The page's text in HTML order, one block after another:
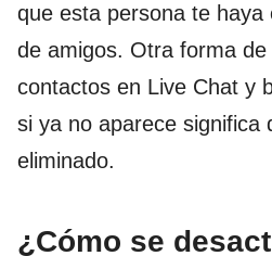
que esta persona te haya
de amigos. Otra forma
contactos en Live Chat y
si ya no aparece significa
eliminado.
¿Cómo se